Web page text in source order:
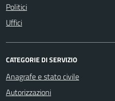
Politici
Uffici
CATEGORIE DI SERVIZIO
Anagrafe e stato civile
Autorizzazioni